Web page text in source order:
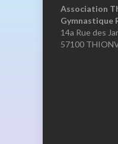
Association
Gymnastique
14a Rue des
57100